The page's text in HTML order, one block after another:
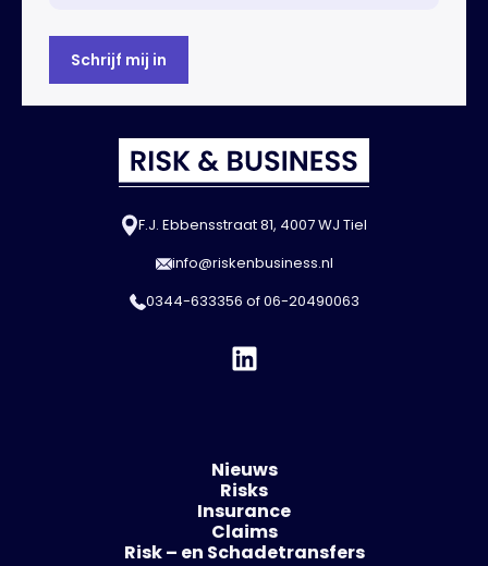
F.J. Ebbensstraat 81, 4007 WJ Tiel
info@riskenbusiness.nl
0344-633356 of06-20490063
Nieuws
Risks
Insurance
Claims
Risk – en Schadetransfers